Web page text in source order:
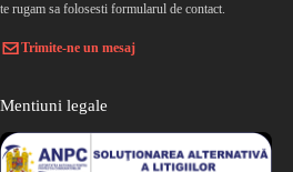
te rugam sa folosesti formularul de contact.
Trimite-ne un mesaj
Mentiuni legale